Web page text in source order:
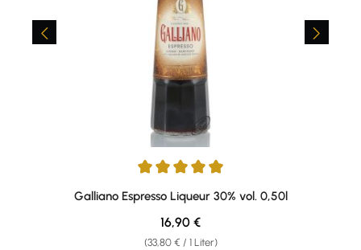
Durchschnittliche Bewertung von 4.92 von 5 Sternen
Galliano Espresso Liqueur 30% vol. 0,50l
(33,80 € / 1 Liter)
Regulärer Preis:
16,90 €